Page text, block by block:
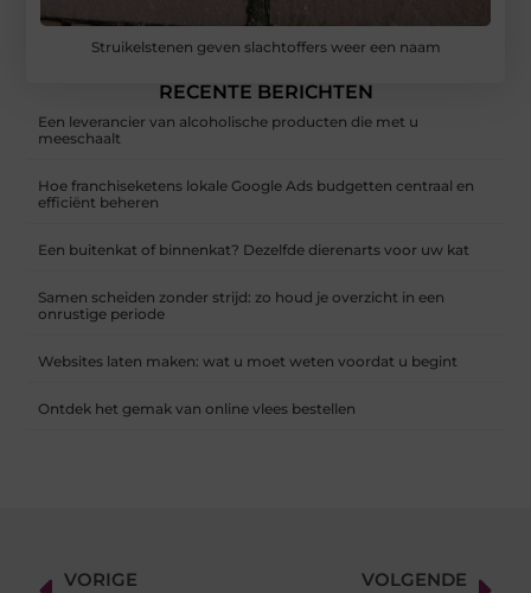
Struikelstenen geven slachtoffers weer een naam
RECENTE BERICHTEN
Een leverancier van alcoholische producten die met u
meeschaalt
Hoe franchiseketens lokale Google Ads budgetten centraal en
efficiënt beheren
Een buitenkat of binnenkat? Dezelfde dierenarts voor uw kat
Samen scheiden zonder strijd: zo houd je overzicht in een
onrustige periode
Websites laten maken: wat u moet weten voordat u begint
Ontdek het gemak van online vlees bestellen
VORIGE VOLGENDE